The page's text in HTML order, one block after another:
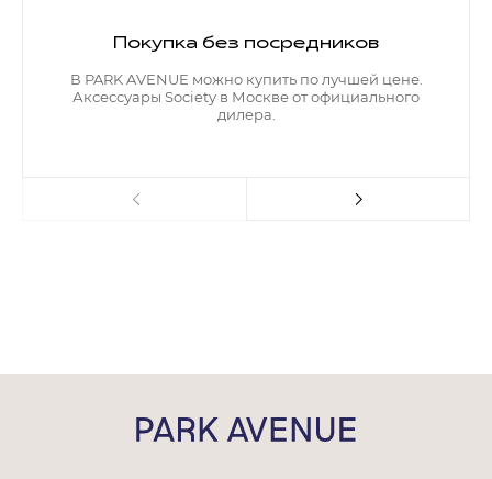
Покупка без посредников
В PARK AVENUE можно купить по лучшей цене.
Аксессуары Society в Москве от официального
дилера.